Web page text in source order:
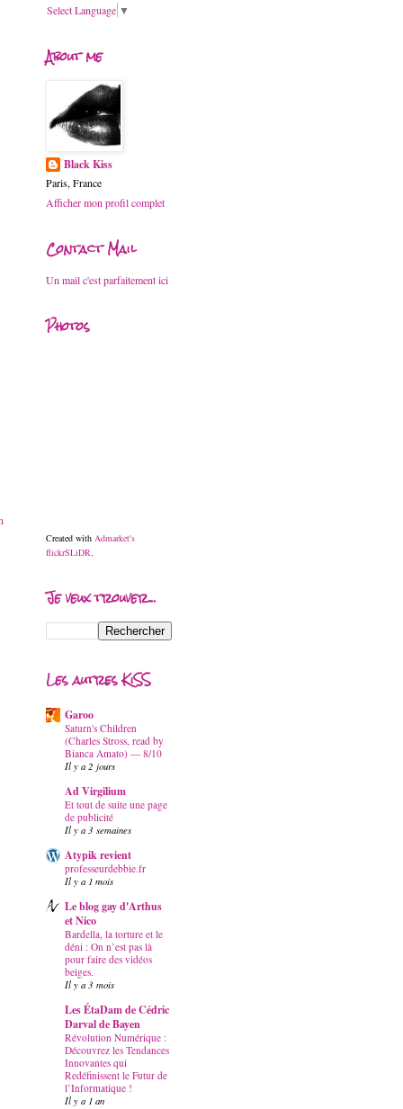
Select Language ▼
About me
Black Kiss
Paris, France
Afficher mon profil complet
Contact Mail
Un mail c'est parfaitement ici
Photos
Created with Admarket's
flickrSLiDR.
Je veux trouver...
Les autres KiSS
Garoo
Saturn's Children
(Charles Stross, read by
Bianca Amato) — 8/10
Il y a 2 jours
Ad Virgilium
Et tout de suite une page
de publicité
Il y a 3 semaines
Atypik revient
professeurdebbie.fr
Il y a 1 mois
Le blog gay d'Arthus
et Nico
Bardella, la torture et le
déni : On n’est pas là
pour faire des vidéos
beiges.
Il y a 3 mois
Les ÉtaDam de Cédric
Darval de Bayen
Révolution Numérique :
Découvrez les Tendances
Innovantes qui
Redéfinissent le Futur de
l’Informatique !
Il y a 1 an